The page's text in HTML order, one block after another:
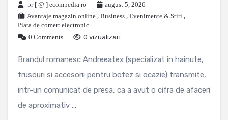
pr [ @ ] ecompedia ro
august 5, 2026
Avantaje magazin online , Business , Evenimente & Stiri ,
Piata de comert electronic
0 Comments
0 vizualizari
Brandul romanesc Andreeatex (specializat in hainute,
trusouri si accesorii pentru botez si ocazie) transmite,
intr-un comunicat de presa, ca a avut o cifra de afaceri
de aproximativ ...